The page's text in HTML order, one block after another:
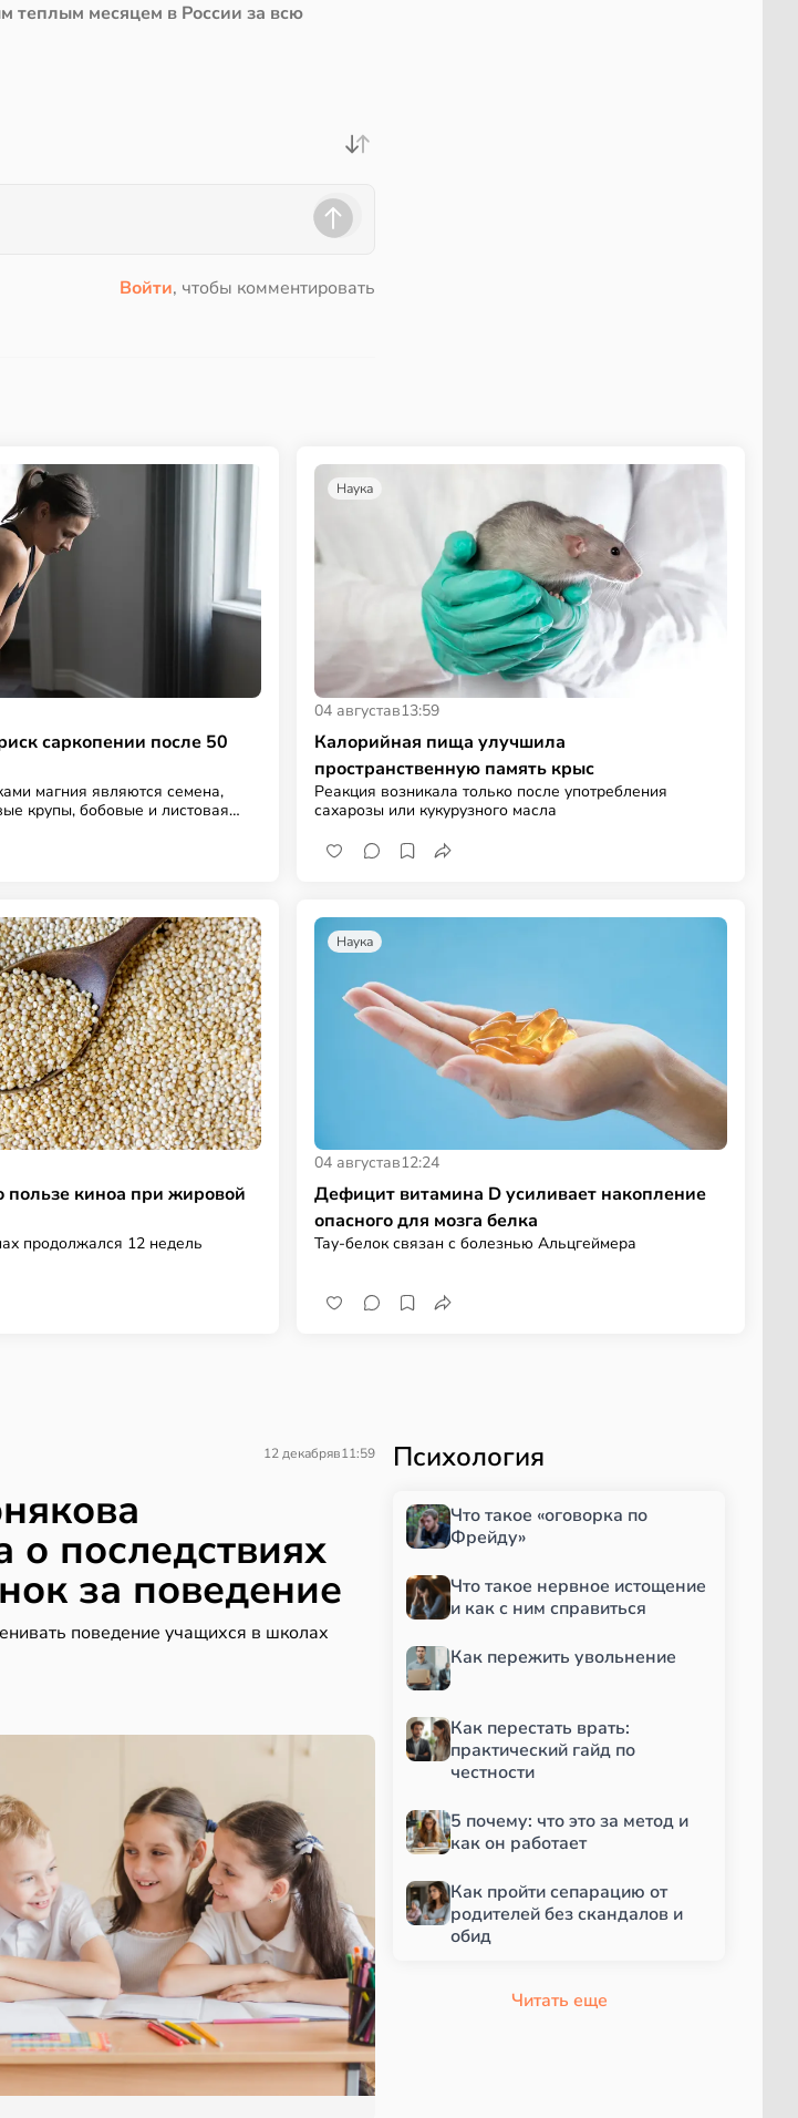
теплым месяцем в России за всю
Войти, чтобы комментировать
саркопении после 50
магния являются семена,
крупы, бобовые и листовая
Наука
04 августав13:59
Калорийная пища улучшила
пространственную память крыс
Реакция возникала только после употребления
сахарозы или кукурузного масла
пользе киноа при жировой
продолжался 12 недель
Наука
04 августав12:24
Дефицит витамина D усиливает накопление
опасного для мозга белка
Тау-белок связан с болезнью Альцгеймера
12 декабряв11:59
о последствиях
за поведение
поведение учащихся в школах
Психология
Что такое «оговорка по
Фрейду»
Что такое нервное истощение
и как с ним справиться
Как пережить увольнение
Как перестать врать:
практический гайд по
честности
5 почему: что это за метод и
как он работает
Как пройти сепарацию от
родителей без скандалов и
обид
Читать еще